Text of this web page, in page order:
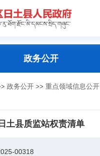
政务公开
政务公开 >>重点领域信息公开
日土县质监站权责清单
00318